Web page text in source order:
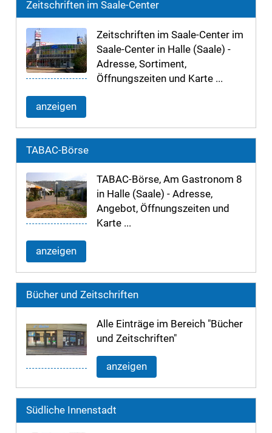
Zeitschriften im Saale-Center
Zeitschriften im Saale-Center im
Saale-Center in Halle (Saale) -
Adresse, Sortiment,
Öffnungszeiten und Karte ...
anzeigen
TABAC-Börse
TABAC-Börse, Am Gastronom 8
in Halle (Saale) - Adresse,
Angebot, Öffnungszeiten und
Karte ...
anzeigen
Bücher und Zeitschriften
Alle Einträge im Bereich "Bücher
und Zeitschriften"
anzeigen
Südliche Innenstadt